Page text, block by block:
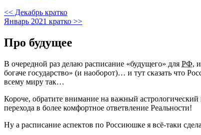
<< Декабрь кратко
Январь 2021 кратко >>
Про будущее
В очередной раз делаю расписание «будущего» для РФ,
богаче государство» (и наоборот)… и тут сказать что
всему миру так…
Короче, обратите внимание на важный
перехода в более комфортное ответвление Реальности!
Ну а расписание аспектов по Россиюшке я всё-таки